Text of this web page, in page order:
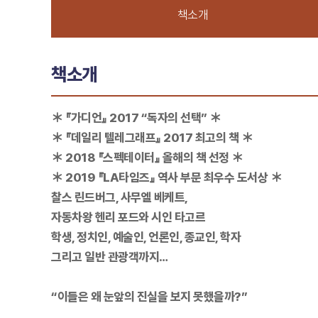
책소개
책소개
＊ 『가디언』 2017 “독자의 선택” ＊
＊ 『데일리 텔레그래프』 2017 최고의 책 ＊
＊ 2018 『스펙테이터』 올해의 책 선정 ＊
＊ 2019 『LA타임즈』 역사 부문 최우수 도서상 ＊
찰스 린드버그, 사무엘 베케트,
자동차왕 헨리 포드와 시인 타고르
학생, 정치인, 예술인, 언론인, 종교인, 학자
그리고 일반 관광객까지…
“이들은 왜 눈앞의 진실을 보지 못했을까?”